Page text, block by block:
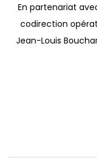
En partenariat
codirection
Jean-Louis